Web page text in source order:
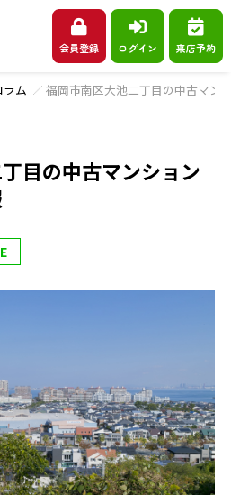
会員登録 ログイン 来店予約
ム 福岡市南区大池二丁目の中古マン
目の中古マンション